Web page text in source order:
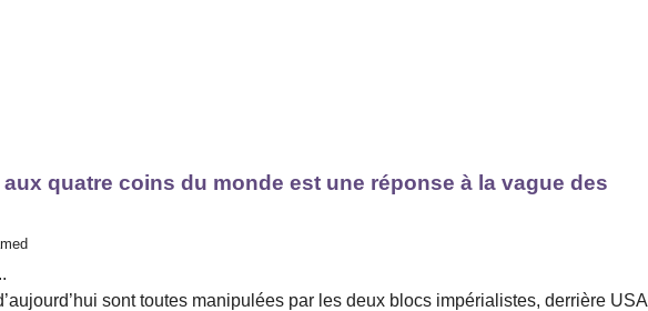
quatre coins du monde est une réponse à la vague des
sont toutes manipulées par les deux blocs impérialistes, derrière USA